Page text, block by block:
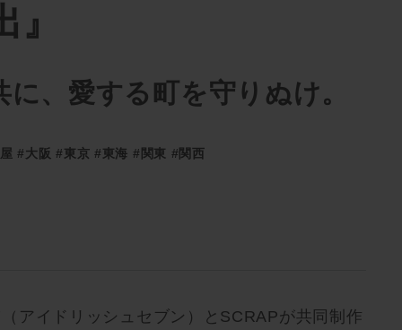
、愛する町を守りぬけ。
#大阪 #東京 #東海 #関東 #関西
アイドリッシュセブン）とSCRAPが共同制作